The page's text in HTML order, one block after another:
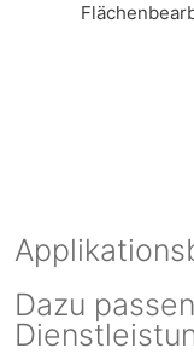
Dazu